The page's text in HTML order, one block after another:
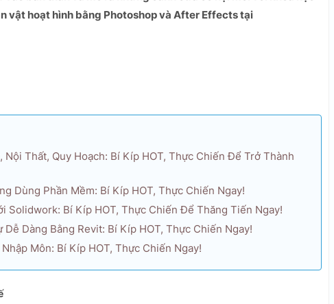
vật hoạt hình bằng Photoshop và After Effects tại
Thất, Quy Hoạch: Bí Kíp HOT, Thực Chiến Để Trở Thành
Dùng Phần Mềm: Bí Kíp HOT, Thực Chiến Ngay!
Solidwork: Bí Kíp HOT, Thực Chiến Để Thăng Tiến Ngay!
Dàng Bằng Revit: Bí Kíp HOT, Thực Chiến Ngay!
Môn: Bí Kíp HOT, Thực Chiến Ngay!